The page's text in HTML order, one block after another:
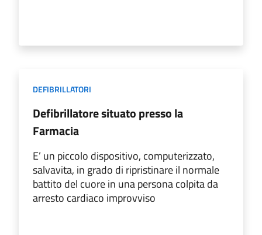
DEFIBRILLATORI
Defibrillatore situato presso la
Farmacia
E’ un piccolo dispositivo, computerizzato,
salvavita, in grado di ripristinare il normale
battito del cuore in una persona colpita da
arresto cardiaco improvviso